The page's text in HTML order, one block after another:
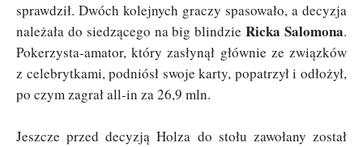
sprawdził. Dwóch kolejnych graczy spasowało, a decyzja
należała do siedzącego na big blindzieRicka Salomona.
Pokerzysta-amator, który zasłynął głównie ze związków
z celebrytkami, podniósł swoje karty, popatrzył i odłożył,
po czym zagrał all-in za 26,9 mln.
Jeszcze przed decyzją Holza do stołu zawołany został